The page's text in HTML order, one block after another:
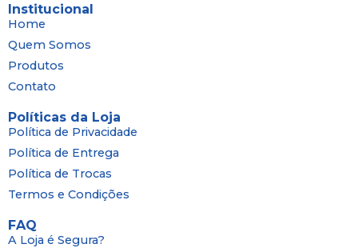
Institucional
Home
Quem Somos
Produtos
Contato
Políticas da Loja
Política de Privacidade
Política de Entrega
Política de Trocas
Termos e Condições
FAQ
A Loja é Segura?